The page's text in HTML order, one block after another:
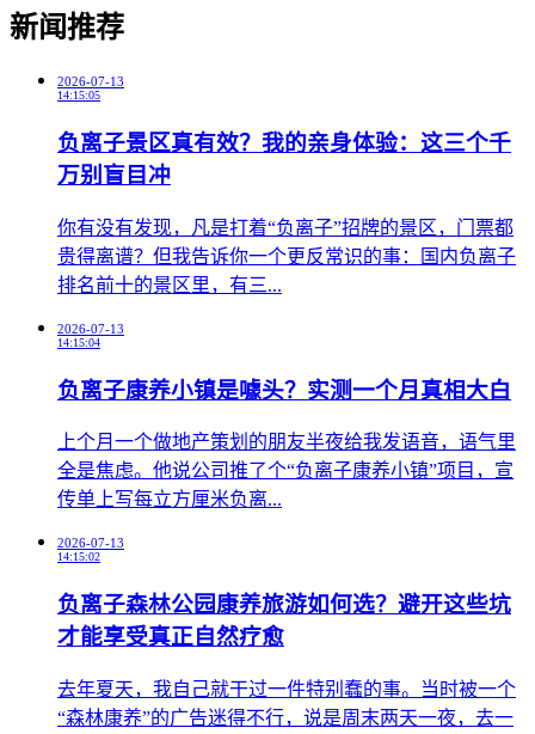
新闻推荐
2026-07-13
14:15:05
负离子景区真有效？我的亲身体验：这三个千
万别盲目冲
​你有没有发现，凡是打着“负离子”招牌的景区，门票都
贵得离谱？但我告诉你一个更反常识的事：国内负离子
排名前十的景区里，有三...
2026-07-13
14:15:04
负离子康养小镇是噱头？实测一个月真相大白
​上个月一个做地产策划的朋友半夜给我发语音，语气里
全是焦虑。他说公司推了个“负离子康养小镇”项目，宣
传单上写每立方厘米负离...
2026-07-13
14:15:02
负离子森林公园康养旅游如何选？避开这些坑
才能享受真正自然疗愈
​去年夏天，我自己就干过一件特别蠢的事。当时被一个
“森林康养”的广告迷得不行，说是周末两天一夜，去一